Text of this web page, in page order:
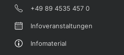
+49 89 4535 457 0
Infoveranstaltungen
Infomaterial